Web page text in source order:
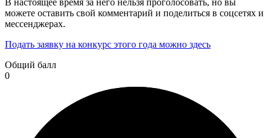
В настоящее время за него нельзя проголосовать, но вы
можете оставить свой комментарий и поделиться в соцсетях и
мессенджерах.
Подать заявку на конкурс этого года можно здесь
Общий балл
0